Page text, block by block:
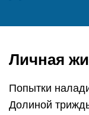
Личная
Попытки
Долиной